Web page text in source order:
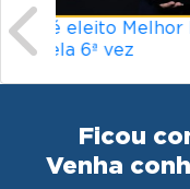
Línguas mais
torna um
Ficou
Venha